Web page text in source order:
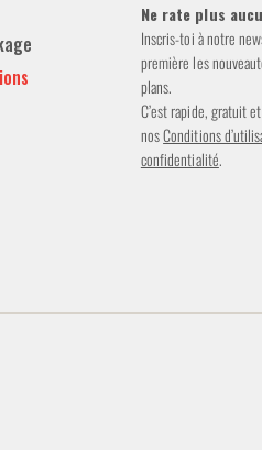
Ne rate plus
Inscris-toi à notre
première les
plans.
C’est rapide, gratuit
nosConditions
confidentialité.